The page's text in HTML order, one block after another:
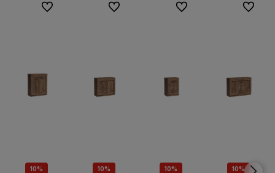
10%
Do ulubionych
10%
Do ulubionych
10%
Do ulubionych
10%
Do